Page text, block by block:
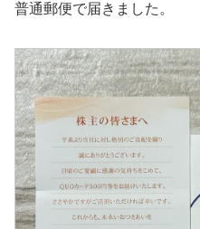
普通郵便で届きました。